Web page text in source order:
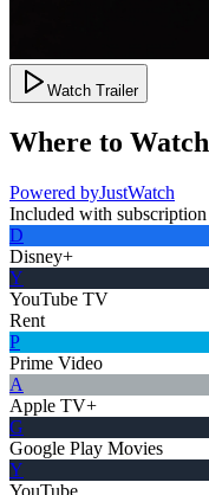
Watch Trailer
Where to Watch
Powered byJustWatch
Included with subscription
D
Disney+
Y
YouTube TV
Rent
P
Prime Video
A
Apple TV+
G
Google Play Movies
Y
YouTube